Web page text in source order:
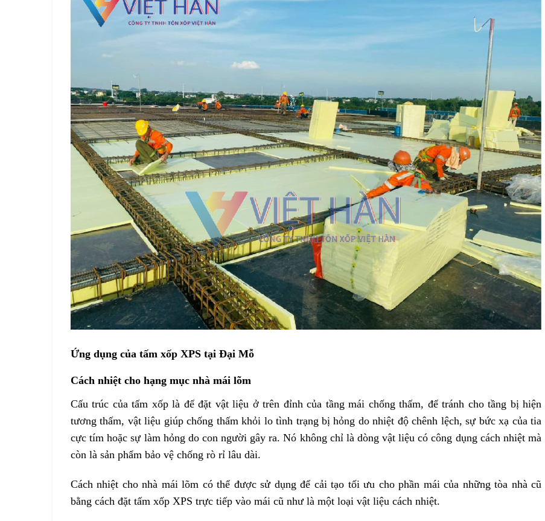
Ứng dụng của tấm xốp XPS tại Đại Mỗ
Cách nhiệt cho hạng mục nhà mái lõm
Cấu trúc của tấm xốp là để đặt vật liệu ở trên đỉnh của tầng mái chống thấm, để tránh cho tầng bị hiện
tương thấm, vật liệu giúp chống thấm khỏi lo tình trạng bị hỏng do nhiệt độ chênh lệch, sự bức xạ của tia
cực tím hoặc sự làm hỏng do con người gây ra. Nó không chỉ là dòng vật liệu có công dụng cách nhiệt mà
còn là sản phẩm bảo vệ chống rò rỉ lâu dài.
Cách nhiệt cho nhà mái lõm có thể được sử dụng để cải tạo tối ưu cho phần mái của những tòa nhà cũ
bằng cách đặt tấm xốp XPS trực tiếp vào mái cũ như là một loại vật liệu cách nhiệt.